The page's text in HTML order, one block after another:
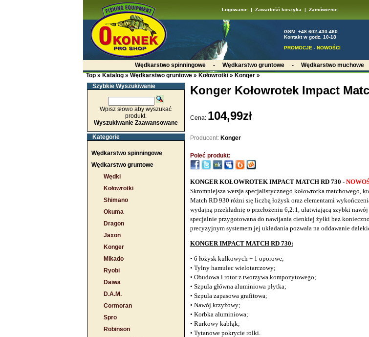
Logowanie | Zawartość koszyka | Zamówienie
GSM: +48 602-430-460
Kontakt w godz. 10-18
PROMOCJE - NOWOŚCI
Wędkarstwo spinningowe- Wędkarstwo gruntowe- Wędkarstwo muchowe
Top» Katalog» Wędkarstwo gruntowe» Kołowrotki» Konger»
Szybkie Wyszukiwanie
Wpisz słowo aby wyszukać
produkt.
Wyszukiwanie Zaawansowane
Kategorie
Wędkarstwo spinningowe
Wędkarstwo gruntowe
Wędki
Kołowrotki
Shimano
Okuma
Dragon
Jaxon
Konger
Mikado
Ryobi
Daiwa
D.A.M.
Cormoran
Spro
Robinson
Konger Kołowrotek Impact
Cena: 104,99zł
Producent: Konger
Poleć produkt:
KONGER KOŁOWROTEK IMPACT MATCH RD 730 -
Skromniejsza wersja specjalistycznego kołowrotka matchowego,
Match RD 930 różni się liczbą łożysk oraz elementami
wydajną przekładnię o przełożeniu 6,2:1, ułatwiającą szybki
specjalnie przygotowana do nawijania cienkiej żyłki bez
precyzyjnym systemem jej układania pozwala na oddawanie
KONGER IMPACT MATCH RD 730:
• 6 łożysk kulkowych + 1 oporowe;
• Tylny hamulec wielotarczowy;
• Obudowa i rotor z tworzywa kompozytowego;
• Szpula główna aluminiowa płytka;
• Szpula zapasowa grafitowa;
• Nawój krzyżowy;
• Korbka aluminiowa;
• Rurkowy kabłąk;
• Tytanowe pokrycie rolki.